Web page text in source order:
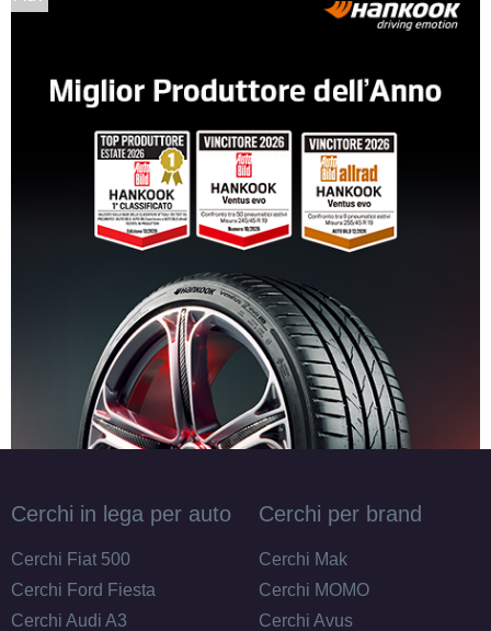
Cerchi in lega per auto
Cerchi Fiat 500
Cerchi Ford Fiesta
Cerchi Audi A3
Cerchi per brand
Cerchi Mak
Cerchi MOMO
Cerchi Avus